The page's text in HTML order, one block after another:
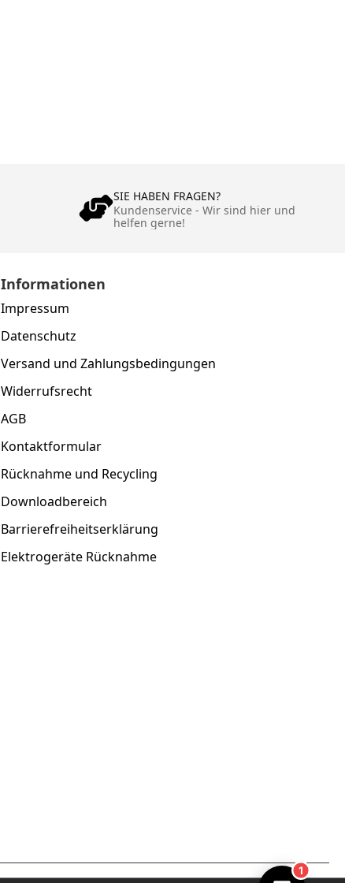
SIE HABEN FRAGEN?
Kundenservice - Wir sind hier und
helfen gerne!
Informationen
Impressum
Datenschutz
Versand und Zahlungsbedingungen
Widerrufsrecht
AGB
Kontaktformular
Rücknahme und Recycling
Downloadbereich
Barrierefreiheitserklärung
Elektrogeräte Rücknahme
1